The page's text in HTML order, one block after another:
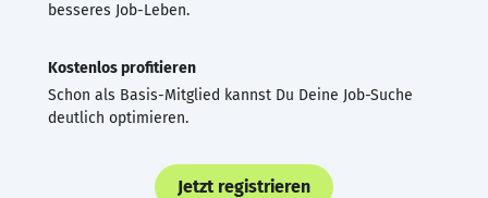
besseres Job-Leben.
Kostenlos profitieren
Schon als Basis-Mitglied kannst Du Deine Job-Suche
deutlich optimieren.
Jetzt registrieren